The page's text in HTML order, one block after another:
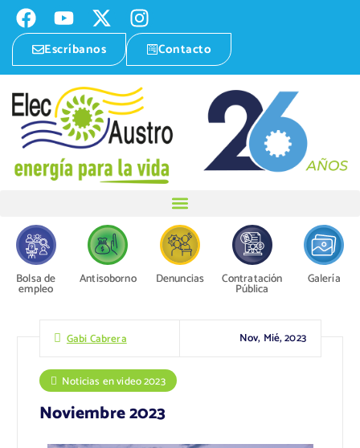
Escríbanos Contacto
Bolsa de
empleo
Antisoborno Denuncias Contratación
Pública
Galería
Gabi Cabrera Nov, Mié, 2023
Noticias en video 2023
Noviembre 2023